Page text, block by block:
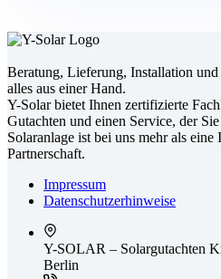
Beratung, Lieferung, Installation
alles aus einer Hand.
Y-Solar bietet Ihnen zertifizierte
Gutachten und einen Service, der
Solaranlage ist bei uns mehr als
Partnerschaft.
Impressum
Datenschutz­erhinweise
Y-SOLAR – Solargutachten
Berlin